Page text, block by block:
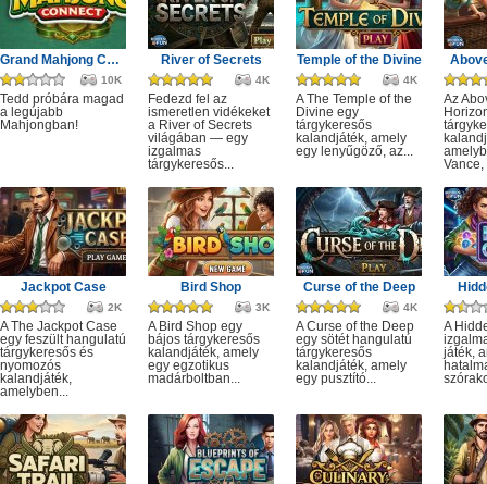
Grand Mahjong Connect
10K
Tedd próbára magad
a legújabb
Mahjongban!
River of Secrets
4K
Fedezd fel az
ismeretlen vidékeket
a River of Secrets
világában — egy
izgalmas
tárgykeresős...
Temple of the Divine
4K
A The Temple of the
Divine egy
tárgykeresős
kalandjáték, amely
egy lenyűgöző, az...
Az
Vance,
Jackpot Case
2K
A The Jackpot Case
egy feszült hangulatú
tárgykeresős és
nyomozós
kalandjáték,
amelyben...
Bird Shop
3K
A Bird Shop egy
bájos tárgykeresős
kalandjáték, amely
egy egzotikus
madárboltban...
Curse of the Deep
4K
A Curse of the Deep
egy sötét hangulatú
tárgykeresős
kalandjáték, amely
egy pusztító...
A
játék,